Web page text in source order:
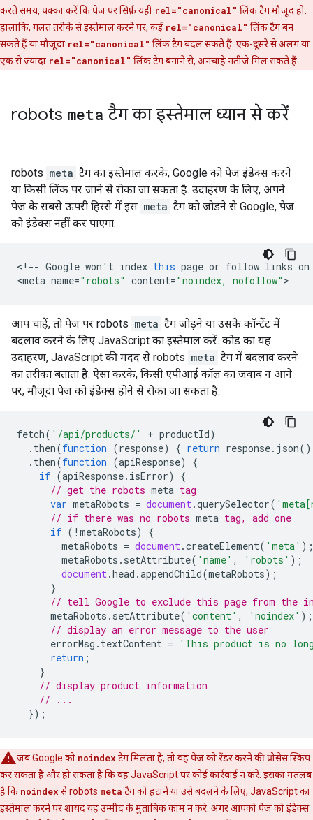
करते समय, पक्का करें कि पेज पर सिर्फ़ यही rel="canonical" लिंक टैग मौजूद हो.
हालांकि, गलत तरीके से इस्तेमाल करने पर, कई rel="canonical" लिंक टैग बन
सकते हैं या मौजूदा rel="canonical" लिंक टैग बदल सकते हैं. एक-दूसरे से अलग या
एक से ज़्यादा rel="canonical" लिंक टैग बनाने से, अनचाहे नतीजे मिल सकते हैं.
robots meta टैग का इस्तेमाल ध्यान से करें
robots meta टैग का इस्तेमाल करके, Google को पेज इंडेक्स करने
या किसी लिंक पर जाने से रोका जा सकता है. उदाहरण के लिए, अपने
पेज के सबसे ऊपरी हिस्से में इस meta टैग को जोड़ने से Google, पेज
को इंडेक्स नहीं कर पाएगा:
< !-- Google won ' t index this page or follow links on
<meta name="robots" content="noindex, nofollow" >
आप चाहें, तो पेज पर robots meta टैग जोड़ने या उसके कॉन्टेंट में
बदलाव करने के लिए JavaScript का इस्तेमाल करें. कोड का यह
उदाहरण, JavaScript की मदद से robots meta टैग में बदलाव करने
का तरीका बताता है. ऐसा करके, किसी एपीआई कॉल का जवाब न आने
पर, मौजूदा पेज को इंडेक्स होने से रोका जा सकता है.
fetch( '/api/products/' + productId)
. then(function (response) { return response. json
. then(function (apiResponse)
{
if (apiResponse. isError)
{
// get the robots meta tag
var metaRobots = document.querySelector(
// if there was no robots meta tag, add one
if ( ! metaRobots)
{
metaRobots = document.createElement( 'meta' );
metaRobots . setAttribute( 'name' , 'robots' );
document.head .appendChild(metaRobots);
}
// tell Google to exclude this page from the
metaRobots . setAttribute( 'content' , 'noindex' );
// display an error message to the user
errorMsg . textContent =
'This product is no
return ;
}
// display product information
// ...
});
जब Google को noindex टैग मिलता है, तो वह पेज को रेंडर करने की प्रोसेस स्किप
कर सकता है और हो सकता है कि वह JavaScript पर कोई कार्रवाई न करे. इसका मतलब
है कि noindex सेrobots meta टैग को हटाने या उसे बदलने के लिए, JavaScript का
इस्तेमाल करने पर शायद यह उम्मीद के मुताबिक काम न करे. अगर आपको पेज को इंडेक्स